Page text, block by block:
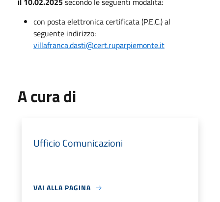
con posta elettronica certificata (P.E.C.) al
seguente indirizzo:
villafranca.dasti@cert.ruparpiemonte.it
A cura di
Ufficio Comunicazioni
VAI ALLA PAGINA